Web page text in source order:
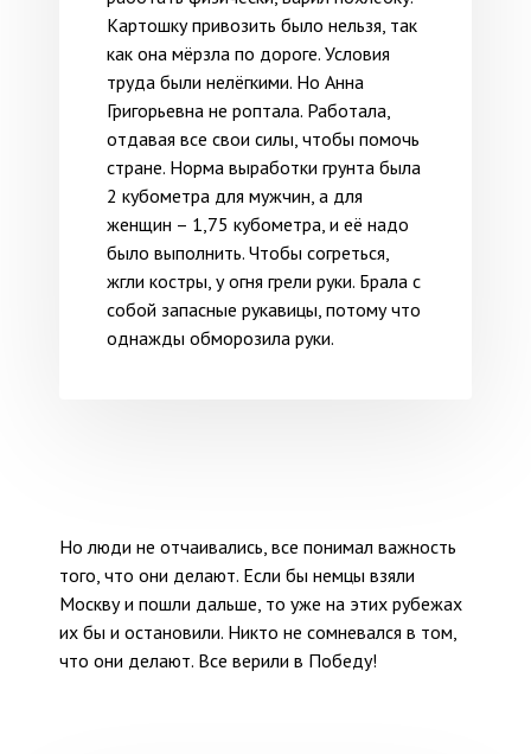
Картошку привозить было нельзя, так
как она мёрзла по дороге. Условия
труда были нелёгкими. Но Анна
Григорьевна не роптала. Работала,
отдавая все свои силы, чтобы помочь
стране. Норма выработки грунта была
2 кубометра для мужчин, а для
женщин – 1,75 кубометра, и её надо
было выполнить. Чтобы согреться,
жгли костры, у огня грели руки. Брала с
собой запасные рукавицы, потому что
однажды обморозила руки.
Но люди не отчаивались, все понимал важность
того, что они делают. Если бы немцы взяли
Москву и пошли дальше, то уже на этих рубежах
их бы и остановили. Никто не сомневался в том,
что они делают. Все верили в Победу!